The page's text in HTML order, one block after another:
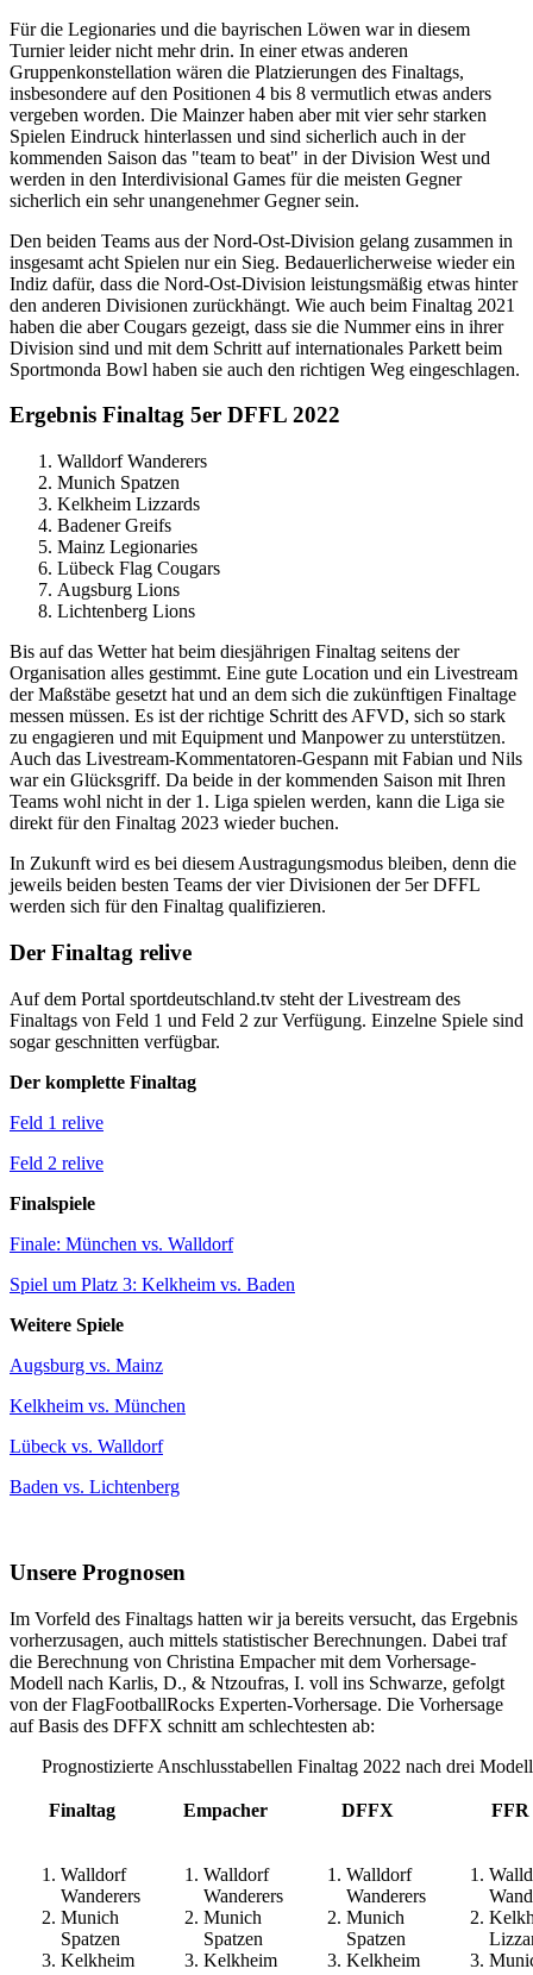
Für die Legionaries und die bayrischen Löwen war in diesem
Turnier leider nicht mehr drin. In einer etwas anderen
Gruppenkonstellation wären die Platzierungen des Finaltags,
insbesondere auf den Positionen 4 bis 8 vermutlich etwas anders
vergeben worden. Die Mainzer haben aber mit vier sehr starken
Spielen Eindruck hinterlassen und sind sicherlich auch in der
kommenden Saison das "team to beat" in der Division West und
werden in den Interdivisional Games für die meisten Gegner
sicherlich ein sehr unangenehmer Gegner sein.
Den beiden Teams aus der Nord-Ost-Division gelang zusammen in
insgesamt acht Spielen nur ein Sieg. Bedauerlicherweise wieder ein
Indiz dafür, dass die Nord-Ost-Division leistungsmäßig etwas hinter
den anderen Divisionen zurückhängt. Wie auch beim Finaltag 2021
haben die aber Cougars gezeigt, dass sie die Nummer eins in ihrer
Division sind und mit dem Schritt auf internationales Parkett beim
Sportmonda Bowl haben sie auch den richtigen Weg eingeschlagen.
Ergebnis Finaltag 5er DFFL 2022
Walldorf Wanderers
Munich Spatzen
Kelkheim Lizzards
Badener Greifs
Mainz Legionaries
Lübeck Flag Cougars
Augsburg Lions
Lichtenberg Lions
Bis auf das Wetter hat beim diesjährigen Finaltag seitens der
Organisation alles gestimmt. Eine gute Location und ein Livestream
der Maßstäbe gesetzt hat und an dem sich die zukünftigen Finaltage
messen müssen. Es ist der richtige Schritt des AFVD, sich so stark
zu engagieren und mit Equipment und Manpower zu unterstützen.
Auch das Livestream-Kommentatoren-Gespann mit Fabian und Nils
war ein Glücksgriff. Da beide in der kommenden Saison mit Ihren
Teams wohl nicht in der 1. Liga spielen werden, kann die Liga sie
direkt für den Finaltag 2023 wieder buchen.
In Zukunft wird es bei diesem Austragungsmodus bleiben, denn die
jeweils beiden besten Teams der vier Divisionen der 5er DFFL
werden sich für den Finaltag qualifizieren.
Der Finaltag relive
Auf dem Portal sportdeutschland.tv steht der Livestream des
Finaltags von Feld 1 und Feld 2 zur Verfügung. Einzelne Spiele sind
sogar geschnitten verfügbar.
Der komplette Finaltag
Feld 1 relive
Feld 2 relive
Finalspiele
Finale: München vs. Walldorf
Spiel um Platz 3: Kelkheim vs. Baden
Weitere Spiele
Augsburg vs. Mainz
Kelkheim vs. München
Lübeck vs. Walldorf
Baden vs. Lichtenberg
Unsere Prognosen
Im Vorfeld des Finaltags hatten wir ja bereits versucht, das Ergebnis
vorherzusagen, auch mittels statistischer Berechnungen. Dabei traf
die Berechnung von Christina Empacher mit dem Vorhersage-
Modell nach Karlis, D., & Ntzoufras, I. voll ins Schwarze, gefolgt
von der FlagFootballRocks Experten-Vorhersage. Die Vorhersage
auf Basis des DFFX schnitt am schlechtesten ab:
Prognostizierte Anschlusstabellen Finaltag 2022 nach drei
Finaltag Empacher DFFX FFR
Walldorf
Wanderers
Munich
Spatzen
Kelkheim
Walldorf
Wanderers
Munich
Spatzen
Kelkheim
Walldorf
Wanderers
Munich
Spatzen
Kelkheim